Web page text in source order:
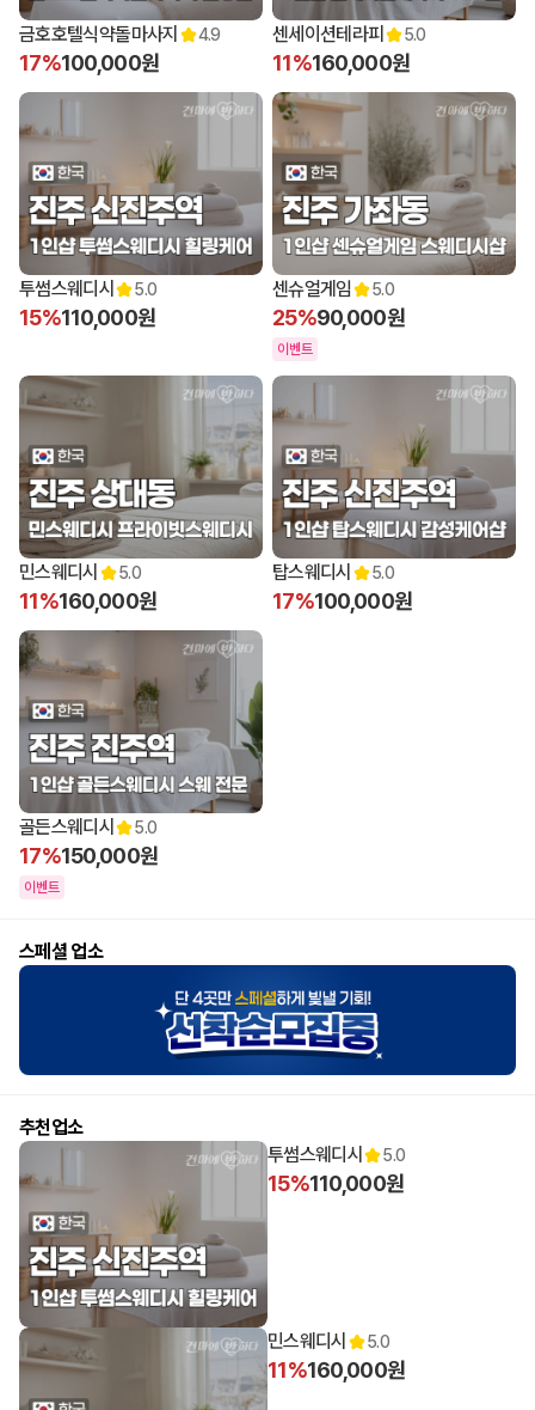
금호호텔식약돌마사지 4.9
17%100,000원
센세이션테라피 5.0
11%160,000원
10:00 오픈
투썸스웨디시 5.0
15%110,000원
11:00 오픈
센슈얼게임 5.0
25%90,000원
이벤트
11:00 오픈
민스웨디시 5.0
11%160,000원
11:00 오픈
탑스웨디시 5.0
17%100,000원
12:00 오픈
골든스웨디시 5.0
17%150,000원
이벤트
스페셜 업소
추천업소
10:00 오픈
투썸스웨디시 5.0
15%110,000원
민스웨디시 5.0
11%160,000원